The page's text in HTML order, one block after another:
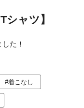
ャツ】
た！
#着こなし